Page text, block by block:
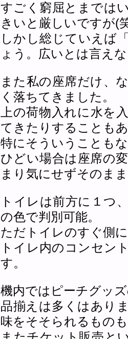
すごく窮屈とまでは
きいと厳しいですが(
しかし総じていえば
ょう。広いとは言え
また私の座席だけ、
く落ちてきました。
上の荷物入れに水を
てきたりすることも
特にそういうことも
ひどい場合は座席の
まり気にせずそのま
トイレは前方に１つ
の色で判別可能。
ただトイレのすぐ側
トイレ内のコンセン
す。
機内ではピーチグッ
品揃えは多くはあり
味をそそられるもの